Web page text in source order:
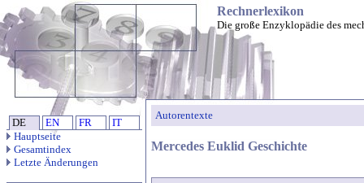
Rechnerlexikon
Die große Enzyklopädie des
DE EN FR
IT
Hauptseite
Gesamtindex
Letzte Änderungen
Autorentexte
Mercedes Euklid Geschichte